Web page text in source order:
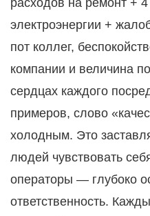
расходов на ремонт +
электроэнергии +
пот коллег,
компании и величина
сердцах каждого
примеров, слово
холодным. Это
людей чувствовать
операторы — глубоко
ответственность.